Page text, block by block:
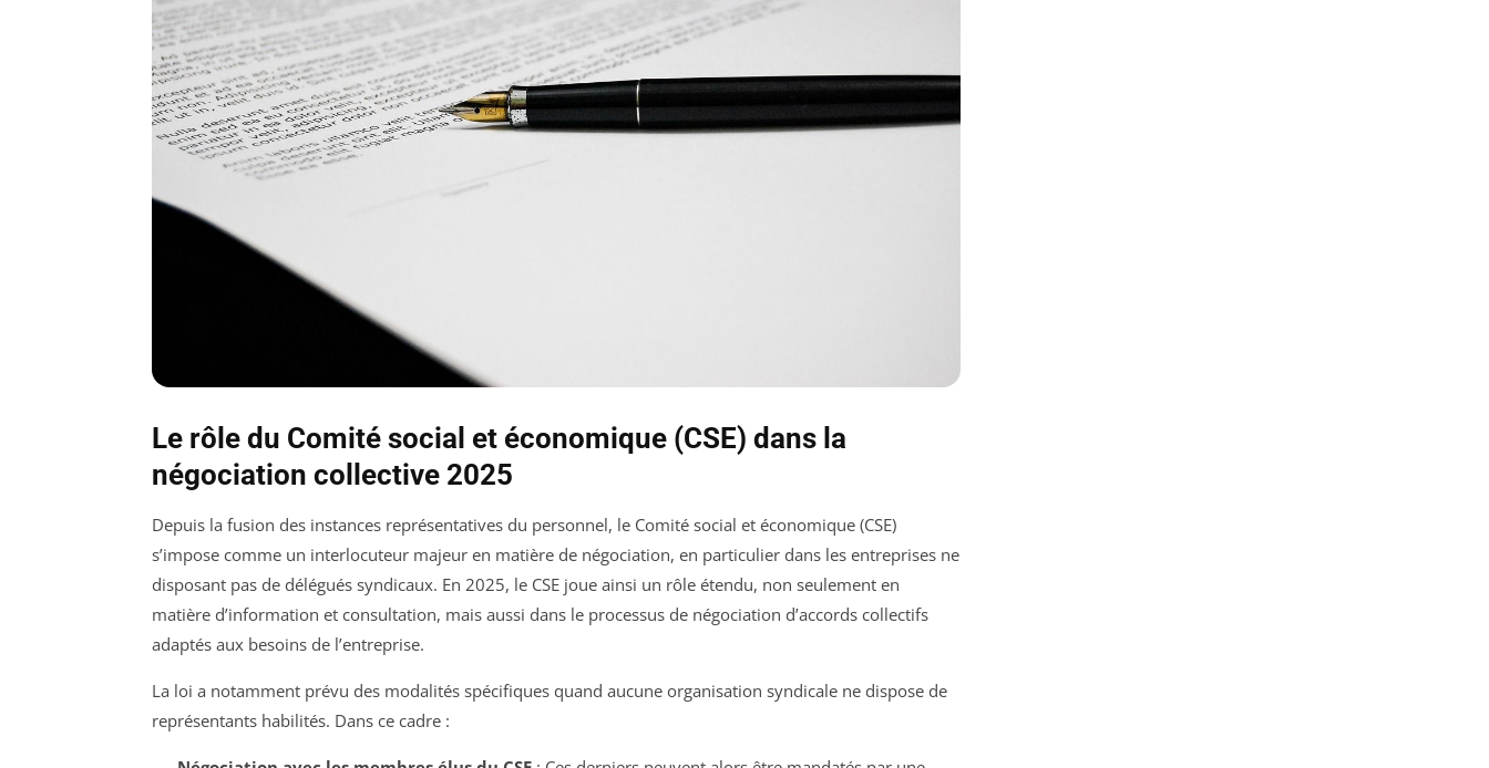
Le rôle du Comité social et économique (CSE) dans la
négociation collective 2025
Depuis la fusion des instances représentatives du personnel, le Comité social et économique (CSE)
s’impose comme un interlocuteur majeur en matière de négociation, en particulier dans les entreprises ne
disposant pas de délégués syndicaux. En 2025, le CSE joue ainsi un rôle étendu, non seulement en
matière d’information et consultation, mais aussi dans le processus de négociation d’accords collectifs
adaptés aux besoins de l’entreprise.
La loi a notamment prévu des modalités spécifiques quand aucune organisation syndicale ne dispose de
représentants habilités. Dans ce cadre :